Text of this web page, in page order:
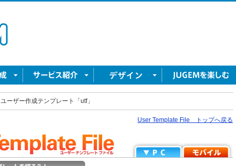
ユーザー作成テンプレート「utf」
User Template File トップへ戻る